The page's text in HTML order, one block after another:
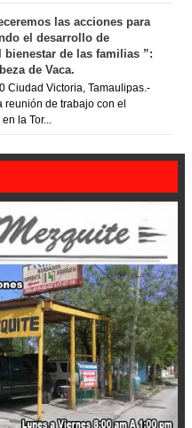
las acciones para
el desarrollo de
bienestar de las familias ”:
de Vaca.
Ciudad Victoria, Tamaulipas.-
reunión de trabajo con el
la Tor...